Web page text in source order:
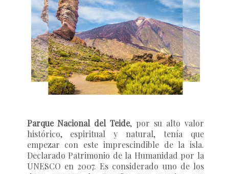
Parque Nacional del Teide, por su alto valor
histórico, espiritual y natural, tenía que
empezar con este imprescindible de la isla.
Declarado Patrimonio de la Humanidad por la
UNESCO en 2007. Es considerado uno de los